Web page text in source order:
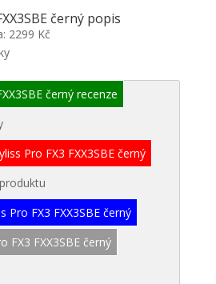
černý popis
2299 Kč
černý recenze
Pro FX3 FXX3SBE černý
Pro FX3 FXX3SBE černý
FX3 FXX3SBE černý